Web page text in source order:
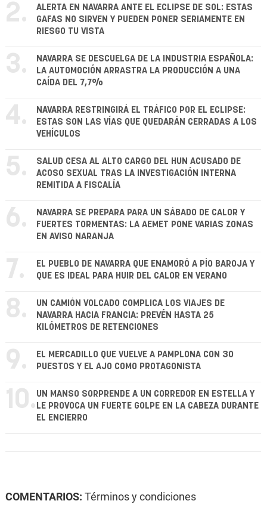
2.
ALERTA EN NAVARRA ANTE EL ECLIPSE DE SOL: ESTAS
GAFAS NO SIRVEN Y PUEDEN PONER SERIAMENTE EN
RIESGO TU VISTA
3.
NAVARRA SE DESCUELGA DE LA INDUSTRIA ESPAÑOLA:
LA AUTOMOCIÓN ARRASTRA LA PRODUCCIÓN A UNA
CAÍDA DEL 7,7%
4.
NAVARRA RESTRINGIRÁ EL TRÁFICO POR EL ECLIPSE:
ESTAS SON LAS VÍAS QUE QUEDARÁN CERRADAS A LOS
VEHÍCULOS
5.
SALUD CESA AL ALTO CARGO DEL HUN ACUSADO DE
ACOSO SEXUAL TRAS LA INVESTIGACIÓN INTERNA
REMITIDA A FISCALÍA
6.
NAVARRA SE PREPARA PARA UN SÁBADO DE CALOR Y
FUERTES TORMENTAS: LA AEMET PONE VARIAS ZONAS
EN AVISO NARANJA
7.
EL PUEBLO DE NAVARRA QUE ENAMORÓ A PÍO BAROJA Y
QUE ES IDEAL PARA HUIR DEL CALOR EN VERANO
8.
UN CAMIÓN VOLCADO COMPLICA LOS VIAJES DE
NAVARRA HACIA FRANCIA: PREVÉN HASTA 25
KILÓMETROS DE RETENCIONES
9.
EL MERCADILLO QUE VUELVE A PAMPLONA CON 30
PUESTOS Y EL AJO COMO PROTAGONISTA
10. UN MANSO SORPRENDE A UN CORREDOR EN ESTELLA Y
LE PROVOCA UN FUERTE GOLPE EN LA CABEZA DURANTE
EL ENCIERRO
COMENTARIOS: Términos y condiciones